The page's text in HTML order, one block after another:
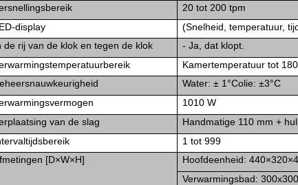
20 tot 200 tpm
display
(Snelheid, temperatuur,
de rij van de klok en tegen de klok
- Ja, dat klopt.
Kamertemperatuur tot 180
Water: ± 1 °Colie: ±3°C
1010 W
van de slag
Handmatige 110 mm +
1 tot 999
[D×W×H]
Hoofdeenheid:
Verwarmingsbad: